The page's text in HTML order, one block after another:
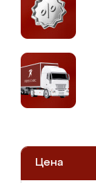
Цена